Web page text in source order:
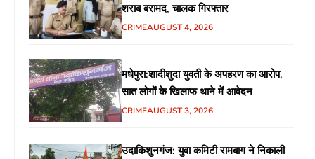
शराब बरामद, चालक गिरफ्तार
CRIMEAUGUST 4, 2026
मधेपुरा:शादीशुदा युवती के अपहरण का आरोप,
सात लोगों के खिलाफ थाने में आवेदन
CRIMEAUGUST 3, 2026
उदाकिशुनगंज: युवा कमिटी रामबाग ने निकाली